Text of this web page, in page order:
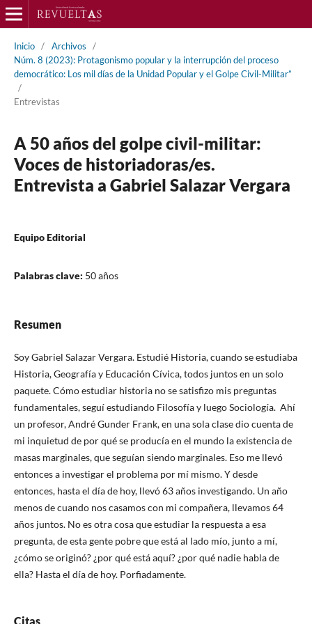
Inicio / Archivos
/
Núm. 8 (2023): Protagonismo popular y la interrupción del proceso
democrático: Los mil días de la Unidad Popular y el Golpe Civil-Militar”
/
Entrevistas
A 50 años del golpe civil-militar:
Voces de historiadoras/es.
Entrevista a Gabriel Salazar Vergara
Equipo Editorial
Palabras clave: 50 años
Resumen
Soy Gabriel Salazar Vergara. Estudié Historia, cuando se estudiaba
Historia, Geografía y Educación Cívica, todos juntos en un solo
paquete. Cómo estudiar historia no se satisfizo mis preguntas
fundamentales, seguí estudiando Filosofía y luego Sociología. Ahí
un profesor, André Gunder Frank, en una sola clase dio cuenta de
mi inquietud de por qué se producía en el mundo la existencia de
masas marginales, que seguían siendo marginales. Eso me llevó
entonces a investigar el problema por mí mismo. Y desde
entonces, hasta el día de hoy, llevó 63 años investigando. Un año
menos de cuando nos casamos con mi compañera, llevamos 64
años juntos. No es otra cosa que estudiar la respuesta a esa
pregunta, de esta gente pobre que está al lado mío, junto a mí,
¿cómo se originó? ¿por qué está aquí? ¿por qué nadie habla de
ella? Hasta el día de hoy. Porfiadamente.
Citas